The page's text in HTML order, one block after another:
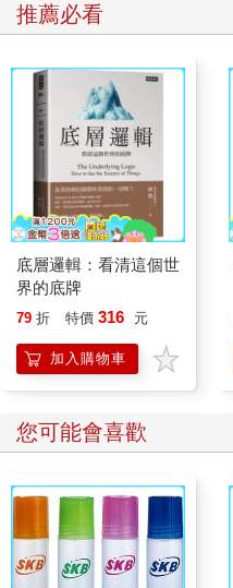
推薦必看
底層邏輯：看清這個世
界的底牌
79 折 特價 316 元
加入購物車
您可能會喜歡